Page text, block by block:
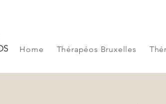
Home Thérapéos Bruxelles